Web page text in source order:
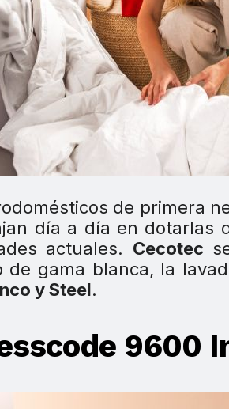
de primera
día a día en dotarlas
actuales. Cecotec
de gama blanca, la
y Steel.
9600